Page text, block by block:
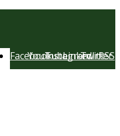
RSS
Twitter
LinkedIn
Instagram
YouTube
Facebook